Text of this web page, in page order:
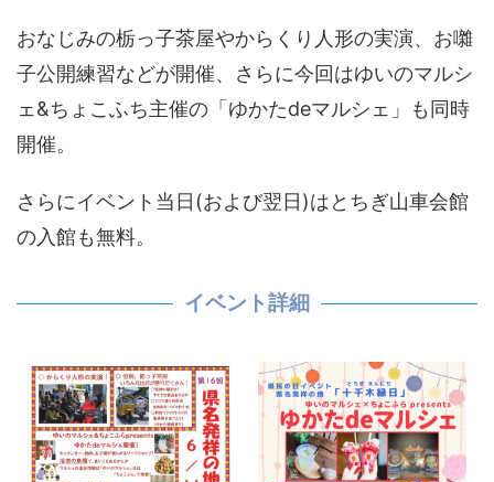
おなじみの栃っ子茶屋やからくり人形の実演、お囃
子公開練習などが開催、さらに今回はゆいのマルシ
ェ&ちょこふち主催の「ゆかたdeマルシェ」も同時
開催。
さらにイベント当日(および翌日)はとちぎ山車会館
の入館も無料。
イベント詳細